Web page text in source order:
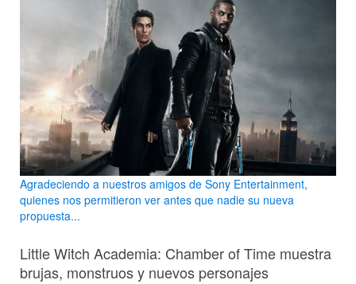
Agradeciendo a nuestros amigos de Sony Entertainment,
quienes nos permitieron ver antes que nadie su nueva
propuesta...
Little Witch Academia: Chamber of Time muestra
brujas, monstruos y nuevos personajes